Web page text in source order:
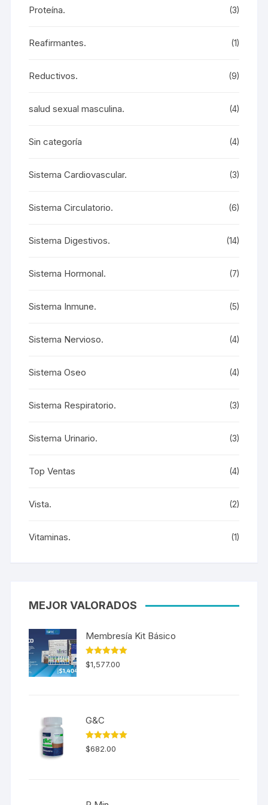
Proteína. (3)
Reafirmantes. (1)
Reductivos. (9)
salud sexual masculina. (4)
Sin categoría (4)
Sistema Cardiovascular. (3)
Sistema Circulatorio. (6)
Sistema Digestivos. (14)
Sistema Hormonal. (7)
Sistema Inmune. (5)
Sistema Nervioso. (4)
Sistema Oseo (4)
Sistema Respiratorio. (3)
Sistema Urinario. (3)
Top Ventas (4)
Vista. (2)
Vitaminas. (1)
MEJOR VALORADOS
Membresía Kit Básico
Valorado en
5.00 de 5
$1,577.00
G&C
Valorado en
5.00 de 5
$682.00